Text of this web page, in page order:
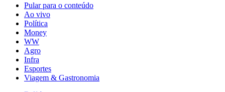
Pular para o conteúdo
Ao vivo
Política
Money
WW
Agro
Infra
Esportes
Viagem & Gastronomia